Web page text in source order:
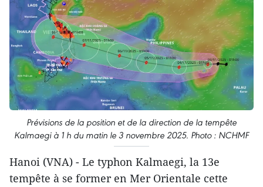
Prévisions de la position et de la direction de la tempête
Kalmaegi à 1 h du matin le 3 novembre 2025. Photo : NCHMF
Hanoi (VNA) - Le typhon Kalmaegi, la 13e
tempête à se former en Mer Orientale cette